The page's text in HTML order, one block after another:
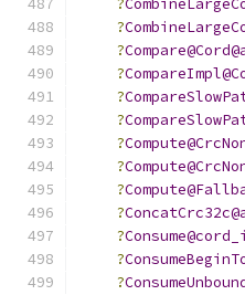
?
?
?
?
?
?
?
?
?
?
?
?
?